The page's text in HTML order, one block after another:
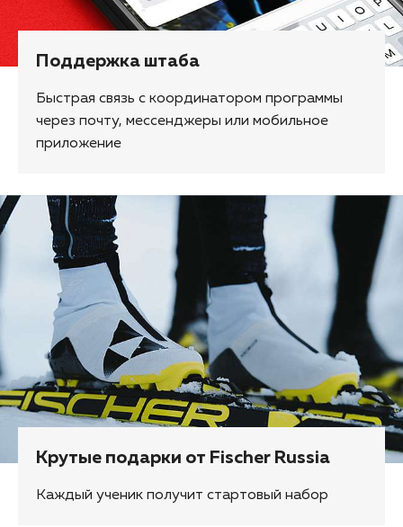
Поддержка штаба
Быстрая связь с координатором программы
через почту, мессенджеры или мобильное
приложение
Крутые подарки от Fischer Russia
Каждый ученик получит стартовый набор